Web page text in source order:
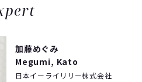
加藤めぐみ
Megumi, Kato
日本イーライリリー株式会社